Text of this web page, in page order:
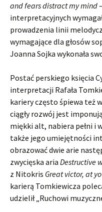
and fears distract my mind
interpretacyjnych
prowadzenia linii
wymagające dla głosów
Joanna Sojka wykonała
Postać perskiego księcia
interpretacji Rafała
kariery często śpiewa też
ciągły rozwój jest
miękki alt, nabiera pełni i
także jego umiejętności
obrazować dwie arie
zwycięska aria Destructive
z Nitokris Great victor, at
karierą Tomkiewicza
udzielił „Ruchowi